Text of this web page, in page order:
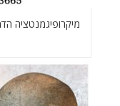
מיקרופיגמנטציה